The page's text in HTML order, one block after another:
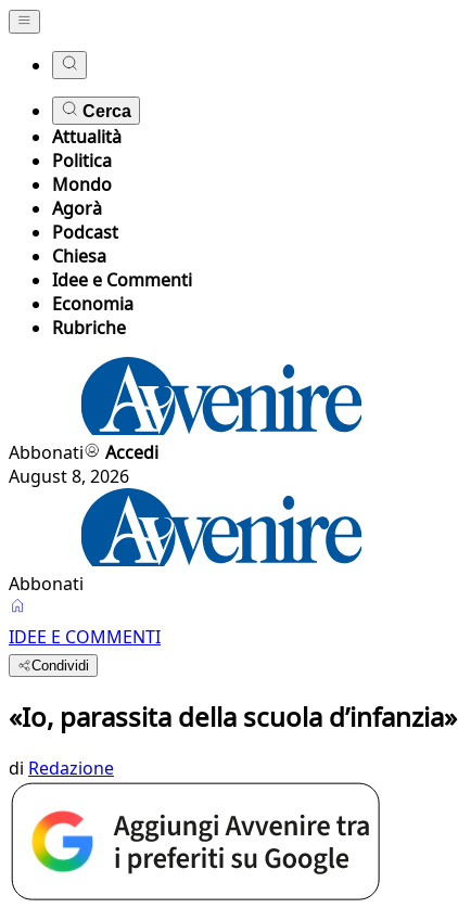
Cerca
Attualità
Politica
Mondo
Agorà
Podcast
Chiesa
Idee e Commenti
Economia
Rubriche
Abbonati
Accedi
August 8, 2026
Abbonati
IDEE E COMMENTI
Condividi
«Io, parassita della scuola d’infanzia»
di Redazione